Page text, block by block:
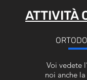
ATTIVITÀ
Voi vedete
noi anche